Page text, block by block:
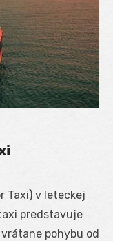
Taxi) v leteckej
predstavuje
pohybu od